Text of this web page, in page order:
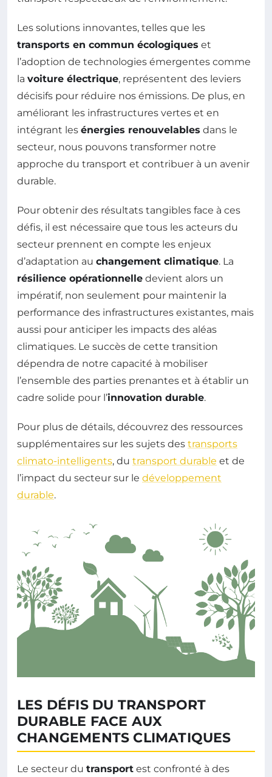
Les solutions innovantes, telles que les
transports en commun écologiques et
l’adoption de technologies émergentes comme
la voiture électrique, représentent des leviers
décisifs pour réduire nos émissions. De plus, en
améliorant les infrastructures vertes et en
intégrant les énergies renouvelables dans le
secteur, nous pouvons transformer notre
approche du transport et contribuer à un avenir
durable.
Pour obtenir des résultats tangibles face à ces
défis, il est nécessaire que tous les acteurs du
secteur prennent en compte les enjeux
d’adaptation au changement climatique. La
résilience opérationnelle devient alors un
impératif, non seulement pour maintenir la
performance des infrastructures existantes, mais
aussi pour anticiper les impacts des aléas
climatiques. Le succès de cette transition
dépendra de notre capacité à mobiliser
l’ensemble des parties prenantes et à établir un
cadre solide pour l’innovation durable.
Pour plus de détails, découvrez des ressources
supplémentaires sur les sujets des transports
climato-intelligents, du transport durable et de
l’impact du secteur sur le développement
durable.
LES DÉFIS DU TRANSPORT
DURABLE FACE AUX
CHANGEMENTS CLIMATIQUES
Le secteur du transport est confronté à des